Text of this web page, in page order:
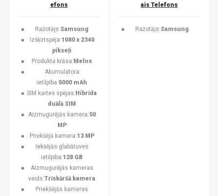
efons
Ražotājs:Samsung
Izšķirtspēja:1080 x 2340
pikseļi
Produkta krāsa: Melns
Akumulatora
ietilpība:5000 mAh
SIM kartes spējas: Hibrīda
duālā SIM
Aizmugurējās kamera:50
MP
Priekšējā kamera:13 MP
Iekšējās glabātuves
ietilpība:128 GB
Aizmugurējās kameras
veids:Trīskāršā kamera
Priekšējās kameras
ais Telefons
Ražotājs:Samsung